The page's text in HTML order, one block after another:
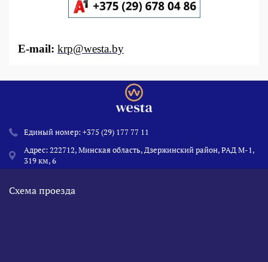
E-mail: krp@westa.by
Единый номер:+375 (29) 177 77 11
Адрес: 222712, Минская область, Дзержинский район, РАД М-1,
319 км, 6
Схема проезда